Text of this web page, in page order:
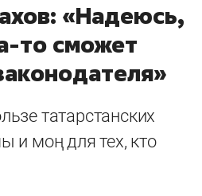
«Надеюсь,
то сможет
татарстанских
и моң для тех, кто